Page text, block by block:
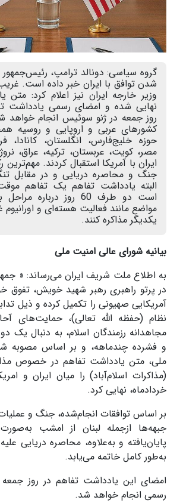
گروه سیاسی: دونالد ترامپ، رئیس‌جمهور
شدن توافق با ایران خبر داده است.
وزیر خارجه ایران نیز اعلام کرد: متن
نهایی شده و امضای رسمی یادداشت
روز جمعه در ژنو سوئیس انجام خواهد
کشورهای عربی و اروپایی و روسیه
حوزه خلیج‌فارس، انگلستان، کانادا،
مصر، کویت، عربستان، ترکیه، عراق،
ایران با آمریکا استقبال کردند. مهم‌ترین
جنگ و محاصره دریایی و در مقابل
البته یادداشت تفاهم یک تفاهم
است دو طرف 60 روز درباره
مواضع مانند فعالیت هسته‌ای و
یکدیگر مذاکره کنند.
بیانیه شورای عالی امنیت ملی
به اطلاع ملت شریف ایران می‌رساند: «
در پرتو راهبری رهبر شهید خویش، تفوق
آمریکایی صهیونی را تکمیل کرده و ذیل
نظام (حفظه الله تعالی)، حمایت‌های
مجاهدانه رزمندگان اسلام، به دنبال یک
و فشرده چندماهه، و بر اساس مصوبه
ملی، متن یادداشت تفاهم در خصوص
خردادماه، نهایی کرد.
بر اساس توافقات انجام‌شده، جنگ و
جبهه‌ها ازجمله لبنان از امشب
پایان‌یافته و به‌علاوه، محاصره دریایی
به‌طور کامل خاتمه می‌یابد.
رسمی انجام خواهد شد.